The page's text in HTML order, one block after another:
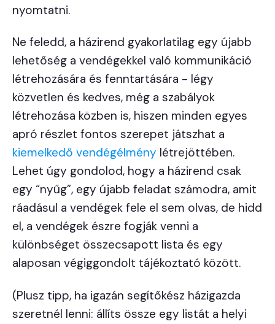
nyomtatni.
Ne feledd, a házirend gyakorlatilag egy újabb
lehetőség a vendégekkel való kommunikáció
létrehozására és fenntartására - légy
közvetlen és kedves, még a szabályok
létrehozása közben is, hiszen minden egyes
apró részlet fontos szerepet játszhat a
kiemelkedő vendégélmény létrejöttében.
Lehet úgy gondolod, hogy a házirend csak
egy “nyűg”, egy újabb feladat számodra, amit
ráadásul a vendégek fele el sem olvas, de hidd
el, a vendégek észre fogják venni a
különbséget összecsapott lista és egy
alaposan végiggondolt tájékoztató között.
(Plusz tipp, ha igazán segítőkész házigazda
szeretnél lenni: állíts össze egy listát a helyi